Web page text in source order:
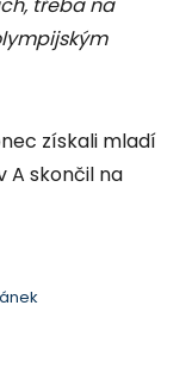
získali mladí
A skončil na